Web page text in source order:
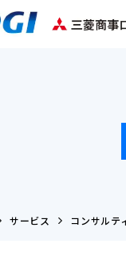
サービス コンサルテ